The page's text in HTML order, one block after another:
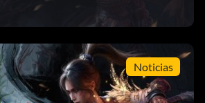
Noticias